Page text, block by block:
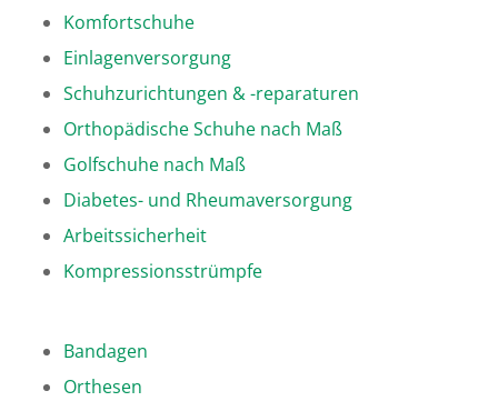
Komfortschuhe
Einlagenversorgung
Schuhzurichtungen & -reparaturen
Orthopädische Schuhe nach Maß
Golfschuhe nach Maß
Diabetes- und Rheumaversorgung
Arbeitssicherheit
Kompressionsstrümpfe
Bandagen
Orthesen